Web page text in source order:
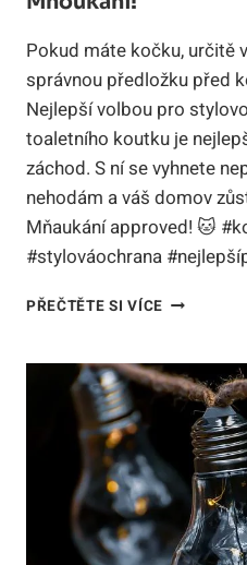
Pokud máte kočku, určitě
správnou předložku před
Nejlepší volbou pro
toaletního koutku je
záchod. S ní se vyhnete
nehodám a váš domov
Mňaukání approved! 🐱
#stylováochrana
PŘEČTĚTE SI VÍCENEJLEPŠÍ
KOČIČÍ
ZÁCHOD:
STYLOVÁ
OCHRANA
PRO
VÁŠ
TOALETNÍ
KOUTEK